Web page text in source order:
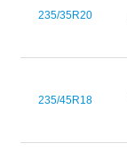
235/35R20
235/45R18